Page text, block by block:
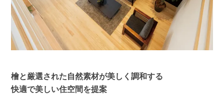
檜と厳選された自然素材が美しく調和する
快適で美しい住空間を提案